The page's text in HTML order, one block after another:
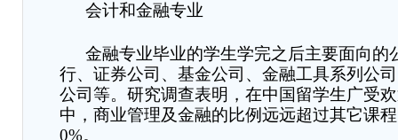
会计和金融专业
金融专业毕业的学生学完之后主要面向的
行、证券公司、基金公司、金融工具系列公
公司等。研究调查表明，在中国留学生广受
中，商业管理及金融的比例远远超过其它课
0%。